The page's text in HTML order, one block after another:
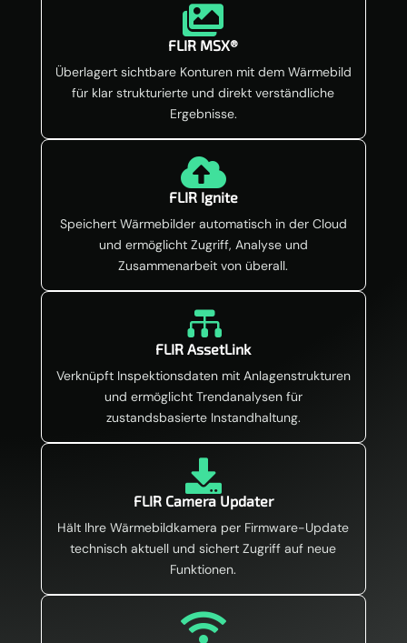

FLIR MSX®
Überlagert sichtbare Konturen mit dem Wärmebild
für klar strukturierte und direkt verständliche
Ergebnisse.

FLIR Ignite
Speichert Wärmebilder automatisch in der Cloud
und ermöglicht Zugriff, Analyse und
Zusammenarbeit von überall.

FLIR AssetLink
Verknüpft Inspektionsdaten mit Anlagenstrukturen
und ermöglicht Trendanalysen für
zustandsbasierte Instandhaltung.

FLIR Camera Updater
Hält Ihre Wärmebildkamera per Firmware-Update
technisch aktuell und sichert Zugriff auf neue
Funktionen.
